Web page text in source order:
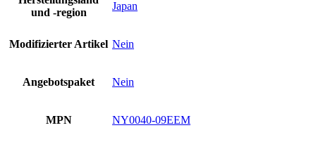
und -region
Japan
Modifizierter Artikel Nein
Angebotspaket Nein
MPN NY0040-09EEM